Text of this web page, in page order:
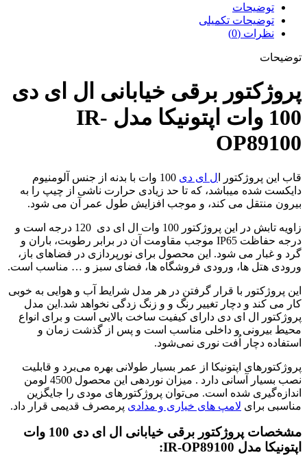
توضیحات
توضیحات تکمیلی
نظرات (0)
توضیحات
پروژکتور برقی خیابانی ال ای دی
100 وات اپتونیکا مدل IR-
OP89100
قاب این پروژکتور ا ل ای دی
100 وات با بدنه از جنس آلومنیوم
دایکست شده میباشد، که تا حد زیادی حرارت ناشی از چیپ را به
بیرون منتقل می کند، و موجب افزایش طول عمر آن می شود.
زاویه تابش در این پروژکتور 100 وات ال ای دی 120 درجه است و
درجه حفاظت IP65 موجب مقاومت آن در برابر رطوبت، باران و
گرد و غبار می شود. این محصول برای نورپردازی در فضاهای باز،
ورودی هتل ها، ورودی فروشگاه ها، فضای سبز و … مناسب است.
این پروژکتور با قرار گرفتن در هر مدل شرایط آب و هوایی به خوبی
کار می کند و دچار تغییر رنگ و و زنگ زدگی نخواهد شد. این مدل
پروژکتور ال ای دی دارای کیفیت ساخت بالایی است و برای انواع
محیط بیرونی و داخلی مناسب است و پس از گذشت زمان و
استفاده دچار اُفت نوری نمی‌شود.
پروژکتور‌های اپتونیکا از عمر بسیار طولانی بهره می‌برد و قابلیت
نصب بسیار آسانی دارد . میزان نوردهی این محصول 4500 لومن
اندازه‌گیری شده است. می‌توان پروژکتورهای مودی را جایگزین
مناسبی برای لامپ های خیاری و مدادی پرمصرف قدیمی قرار داد.
مشخصات
پروژکتور برقی خیابانی ال ای دی 100 وات
اپتونیکا مدل IR-OP89100: